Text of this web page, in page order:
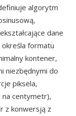
algorytm
dane
formatu
kontener,
niezbędnymi do
piksela,
na centymetr),
z konwersją z